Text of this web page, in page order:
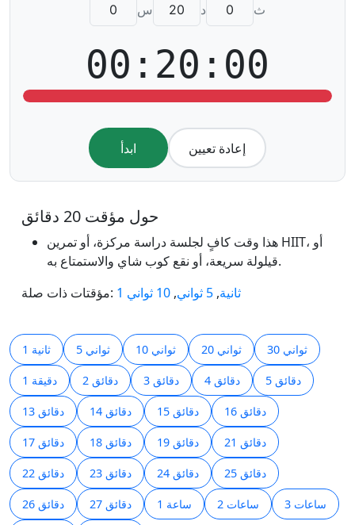
س د ث
00:20:00
ابدأ إعادة تعيين
هذا وقت كافٍ لجلسة دراسة مركزة، أو تمرين HIIT، أو
قيلولة سريعة، أو نقع كوب شاي والاستمتاع به.
مؤقتات ذات صلة:‎
1 ثانية, 5 ثواني , 10 ثواني
1 ثانية 5 ثواني 10 ثواني 20 ثواني 30 ثواني
1 دقيقة 2 دقائق 3 دقائق 4 دقائق 5 دقائق
13 دقائق 14 دقائق 15 دقائق 16 دقائق
17 دقائق 18 دقائق 19 دقائق 21 دقائق
22 دقائق 23 دقائق 24 دقائق 25 دقائق
26 دقائق 27 دقائق 1 ساعة 2 ساعات 3 ساعات